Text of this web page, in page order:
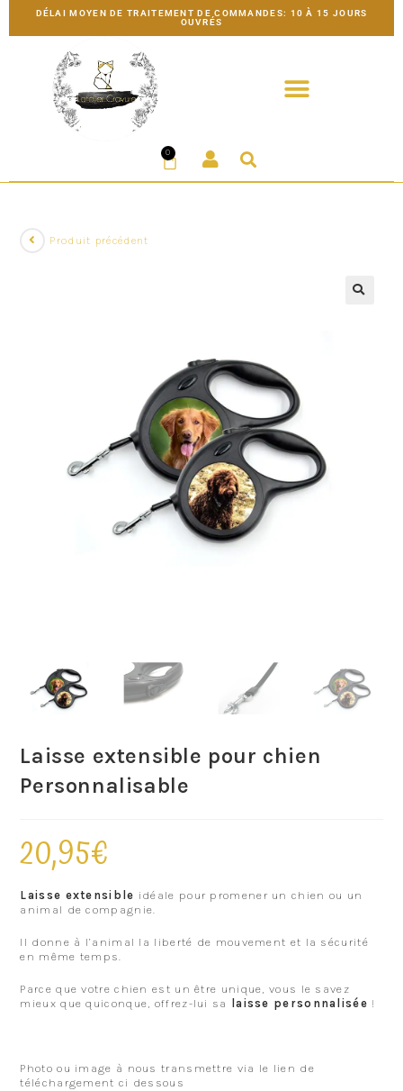
DÉLAI MOYEN DE TRAITEMENT DE COMMANDES: 10 À 15 JOURS
OUVRÉS
0
Produit précédent
Laisse extensible pour chien
Personnalisable
20,95€
Laisse extensible idéale pour promener un chien ou un
animal de compagnie.
Il donne à l’animal la liberté de mouvement et la sécurité
en même temps.
Parce que votre chien est un être unique, vous le savez
mieux que quiconque, offrez-lui sa
laisse personnalisée !
Photo ou image à nous transmettre via le lien de
téléchargement ci dessous